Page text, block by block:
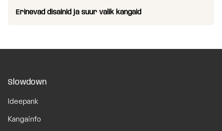
Erinevad disainid ja suur valik kangaid
Slowdown
Ideepank
Kangainfo